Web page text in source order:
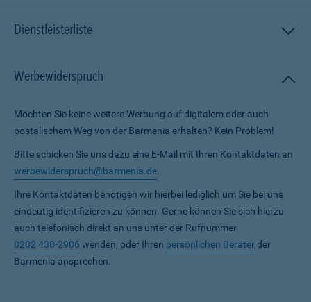
Dienstleisterliste
Werbewiderspruch
Möchten Sie keine weitere Werbung auf digitalem oder auch
postalischem Weg von der Barmenia erhalten? Kein Problem!
Bitte schicken Sie uns dazu eine E-Mail mit Ihren Kontaktdaten an
werbewiderspruch@barmenia.de.
Ihre Kontaktdaten benötigen wir hierbei lediglich um Sie bei uns
eindeutig identifizieren zu können. Gerne können Sie sich hierzu
auch telefonisch direkt an uns unter der Rufnummer
0202 438-2906 wenden, oder Ihren persönlichen Beraterder
Barmenia ansprechen.